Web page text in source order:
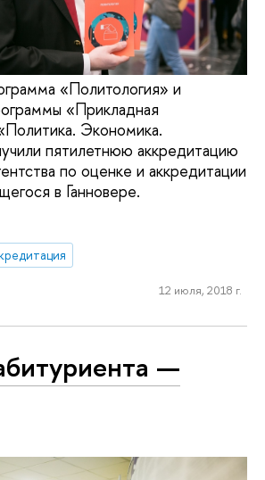
«Политология» и
«Прикладная
Экономика.
пятилетнюю аккредитацию
по оценке и аккредитации
в Ганновере.
12 июля, 2018 г.
—